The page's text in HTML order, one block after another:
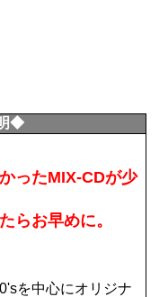
◆
ったMIX-CDが少
らお早めに。
を中心にオリジナ